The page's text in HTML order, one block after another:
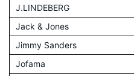
J.LINDEBERG
Jack & Jones
Jimmy Sanders
Jofama